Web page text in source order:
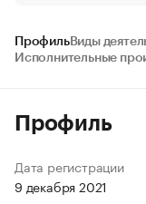
ПрофильВиды
Исполнительные
Профиль
Дата регистрации
9 декабря 2021